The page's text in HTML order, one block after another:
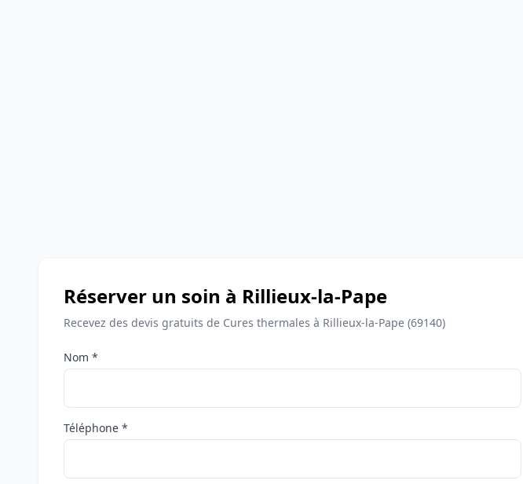
Réserver un soin à Rillieux-la-Pape
Recevez des devis gratuits de Cures thermales à Rillieux-la-Pape (69140)
Nom *
Téléphone *